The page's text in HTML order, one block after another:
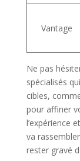
Vantage
Ne pas
spécialisés
cibles,
pour affiner
l’expérience
va
rester gravé